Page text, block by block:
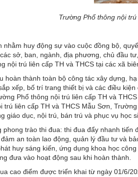
Trường Phổ thông nội
nhằm huy động sự vào cuộc đồng bộ,
sở, ban, ngành, địa phương, chủ đầu
nội trú liên cấp TH và THCS tại các xã
hoàn thành toàn bộ công tác xây dựng,
xếp, bố trí trang thiết bị và các điều
Phổ thông nội trú liên cấp TH và
trú liên cấp TH và THCS Mẫu Sơn,
giáo dục, nội trú, bán trú và phục vụ học
phong trào thi đua: thi đua đẩy nhanh
an toàn lao động, quản lý đầu tư và
huy sáng kiến, ứng dụng khoa học
đưa vào hoạt động sau khi hoàn thành.
cao điểm được triển khai từ ngày 01/6/